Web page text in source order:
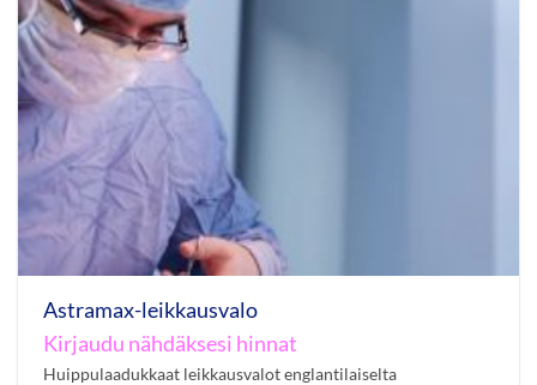
Astramax-leikkausvalo
Kirjaudu nähdäksesi hinnat
Huippulaadukkaat leikkausvalot englantilaiselta